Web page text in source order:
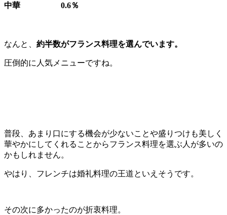
中華 0.6％
なんと、 約半数がフランス料理を選んでいます。
圧倒的に人気メニューですね。
普段、あまり口にする機会が少ないことや盛りつけも美しく
華やかにしてくれることからフランス料理を選ぶ人が多いの
かもしれません。
やはり、フレンチは婚礼料理の王道といえそうです。
その次に多かったのが折衷料理。